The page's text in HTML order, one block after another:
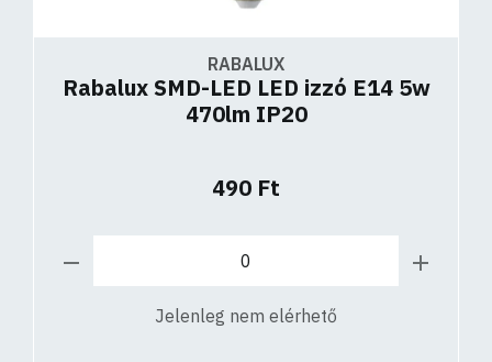
RABALUX
Rabalux SMD-LED LED izzó E14 5w
470lm IP20
490 Ft
Jelenleg nem elérhető